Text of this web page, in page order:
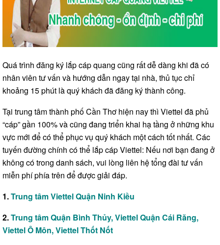
Quá trình đăng ký lắp cáp quang cũng rất dễ dàng khi đã có
nhân viên tư vấn và hướng dẫn ngay tại nhà, thủ tục chỉ
khoảng 15 phút là quý khách đã đăng ký thành công.
Tại trung tâm thành phố Cần Thơ hiện nay thì Viettel đã phủ
“cáp” gần 100% và cũng đang triển khai hạ tầng ở những khu
vực mới để có thể phục vụ quý khách một cách tốt nhất. Các
tuyến đường chính có thể lắp cáp Viettel: Nếu nơi bạn đang ở
không có trong danh sách, vui lòng liên hệ tổng đài tư vấn
miễn phí phía trên để được giải đáp.
1.Trung tâm Viettel Quận Ninh Kiều
2.Trung tâm Quận Bình Thủy,Viettel Quận Cái Răng,
Viettel Ô Môn,Viettel Thốt Nốt